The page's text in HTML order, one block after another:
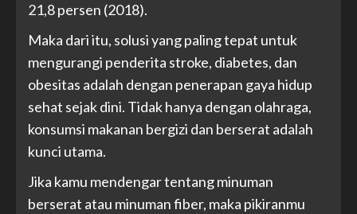
21,8 persen (2018).
Maka dari itu, solusi yang paling tepat untuk
mengurangi penderita stroke, diabetes, dan
obesitas adalah dengan penerapan gaya hidup
sehat sejak dini. Tidak hanya dengan olahraga,
konsumsi makanan bergizi dan berserat adalah
kunci utama.
Jika kamu mendengar tentang minuman
berserat atau minuman fiber, maka pikiranmu